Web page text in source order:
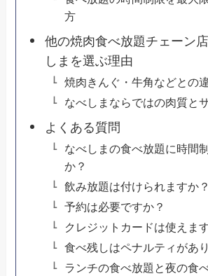
方
他の焼肉食べ放題チェーン
しまを選ぶ理由
焼肉きんぐ・牛角などとの
なべしまならではの肉質と
よくある質問
なべしまの食べ放題に時間
か？
飲み放題は付けられますか？
予約は必要ですか？
クレジットカードは使えま
食べ残しはペナルティがあ
ランチの食べ放題と夜の食